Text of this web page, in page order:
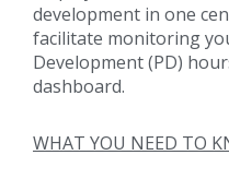
development in one
facilitate monitoring
Development (PD)
dashboard.
WHAT YOU NEED TO